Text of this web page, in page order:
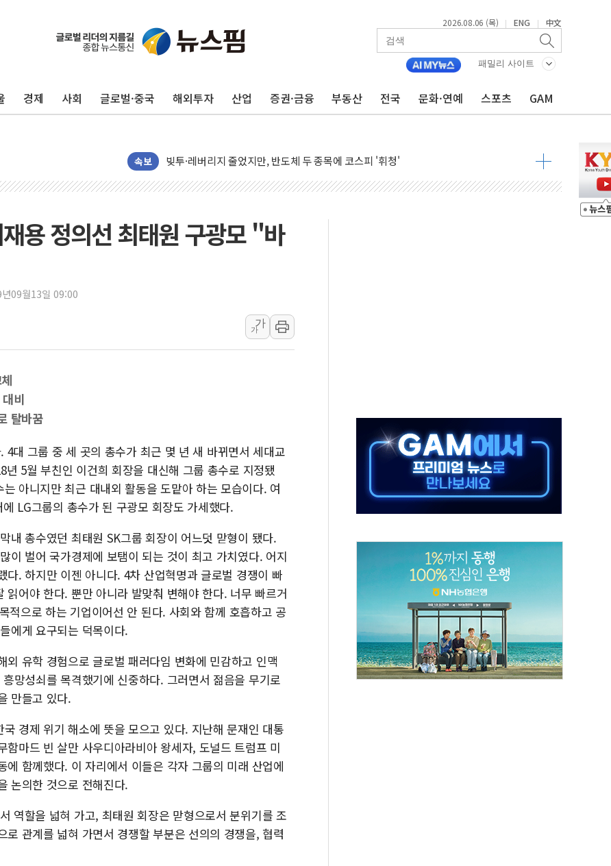
2026.08.06 (목) | ENG | 中文
패밀리 사이트
경제 사회 글로벌·중국 해외투자 산업 증권·금융 부동산 전국 문화·연예 스포츠 GAM
속보
해군과 함께하는 '불금전파, 송정' 시즌2
강원도 폭염특보 11일째…온열질환·가축 피해 최소화 '총력 대응'
[르포] 39도 폭염 속 잠실 개표소 시위 '62일째'..."대부분 여기서 상주"
강원·전라권 폭염중대경보 확대…온열질환자 2665명·사망 23명
양주 가전제품 창고서 화재…차량 3대·건물 1동 전소
[2보] 북한, 원산서 동해상 단거리 탄도미사일 발사
법원, '관저 이전 봐주기 감사' 유병호 구속적부심 기각
성폭력 피해자 보호단체, 경찰수사개혁위에 보완수사권 폐지 우려 전달
[내일날씨] 절기상 '입추'에 폭염 절정…서울 한낮 39도
제천 바이오밸리 공장 옥상서 불…30여분 만에 진화
용 정의선 최태원 구광모 "바
09월13일 09:00
가
가
비
탈바꿈
대 그룹 중 세 곳의 총수가 최근 몇 년 새 바뀌면서 세대교
5월 부친인 이건희 회장을 대신해 그룹 총수로 지정됐
아니지만 최근 대내외 활동을 도맡아 하는 모습이다. 여
LG그룹의 총수가 된 구광모 회장도 가세했다.
내 총수였던 최태원 SK그룹 회장이 어느덧 맏형이 됐다.
이 벌어 국가경제에 보탬이 되는 것이 최고 가치였다. 어지
. 하지만 이젠 아니다. 4차 산업혁명과 글로벌 경쟁이 빠
어야 한다. 뿐만 아니라 발맞춰 변해야 한다. 너무 빠르거
적으로 하는 기업이어선 안 된다. 사회와 함께 호흡하고 공
에게 요구되는 덕목이다.
유학 경험으로 글로벌 패러다임 변화에 민감하고 인맥
망성쇠를 목격했기에 신중하다. 그러면서 젊음을 무기로
만들고 있다.
경제 위기 해소에 뜻을 모으고 있다. 지난해 문재인 대통
마드 빈 살만 사우디아라비아 왕세자, 도널드 트럼프 미
함께했다. 이 자리에서 이들은 각자 그룹의 미래 산업에
논의한 것으로 전해진다.
역할을 넓혀 가고, 최태원 회장은 맏형으로서 분위기를 조
관계를 넓혀 가면서 경쟁할 부분은 선의의 경쟁을, 협력